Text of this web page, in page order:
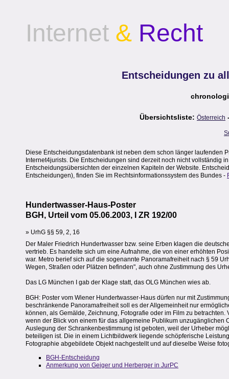
Internet & Recht
Entscheidungen zu
Übersichtsliste: Österreich
Diese Entscheidungsdatenbank ist neben dem schon länger laufenden
Internet4jurists. Die Entscheidungen sind derzeit noch nicht vollständig
Entscheidungsübersichten der einzelnen Kapiteln der Website.
Entscheidungen), finden Sie im Rechtsinformationssystem des Bundes -
Hundertwasser-Haus-Poster
BGH, Urteil vom 05.06.2003, I ZR 192/00
» UrhG §§ 59, 2, 16
Der Maler Friedrich Hundertwasser bzw. seine Erben klagen die
vertrieb. Es handelte sich um eine Aufnahme, die von einer erhöhten
war. Metro berief sich auf die sogenannte Panoramafreiheit nach § 59
Wegen, Straßen oder Plätzen befinden", auch ohne Zustimmung des
Das LG München I gab der Klage statt, das OLG München wies ab.
BGH: Poster vom Wiener Hundertwasser-Haus dürfen nur mit
beschränkende Panoramafreiheit soll es der Allgemeinheit nur
können, als Gemälde, Zeichnung, Fotografie oder im Film zu
wenn der Blick von einem für das allgemeine Publikum unzugänglichen
Auslegung der Schrankenbestimmung ist geboten, weil der Urheber
beteiligen ist. Die in einem Lichtbildwerk liegende schöpferische
Fotographie abgebildete Objekt nachgestellt und auf dieselbe Weise
BGH-Entscheidung
Anmerkung von Geiger und Herberger in JurPC